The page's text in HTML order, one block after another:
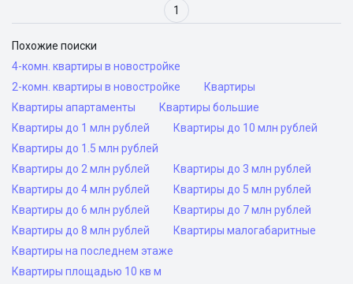
1
Похожие поиски
4-комн. квартиры в новостройке
2-комн. квартиры в новостройке
Квартиры
Квартиры апартаменты
Квартиры большие
Квартиры до 1 млн рублей
Квартиры до 10 млн рублей
Квартиры до 1.5 млн рублей
Квартиры до 2 млн рублей
Квартиры до 3 млн рублей
Квартиры до 4 млн рублей
Квартиры до 5 млн рублей
Квартиры до 6 млн рублей
Квартиры до 7 млн рублей
Квартиры до 8 млн рублей
Квартиры малогабаритные
Квартиры на последнем этаже
Квартиры площадью 10 кв м